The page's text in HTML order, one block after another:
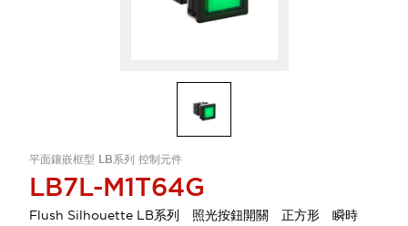
平面鑲嵌框型 LB系列 控制元件
LB7L-M1T64G
Flush Silhouette LB系列 照光按鈕開關 正方形 瞬時